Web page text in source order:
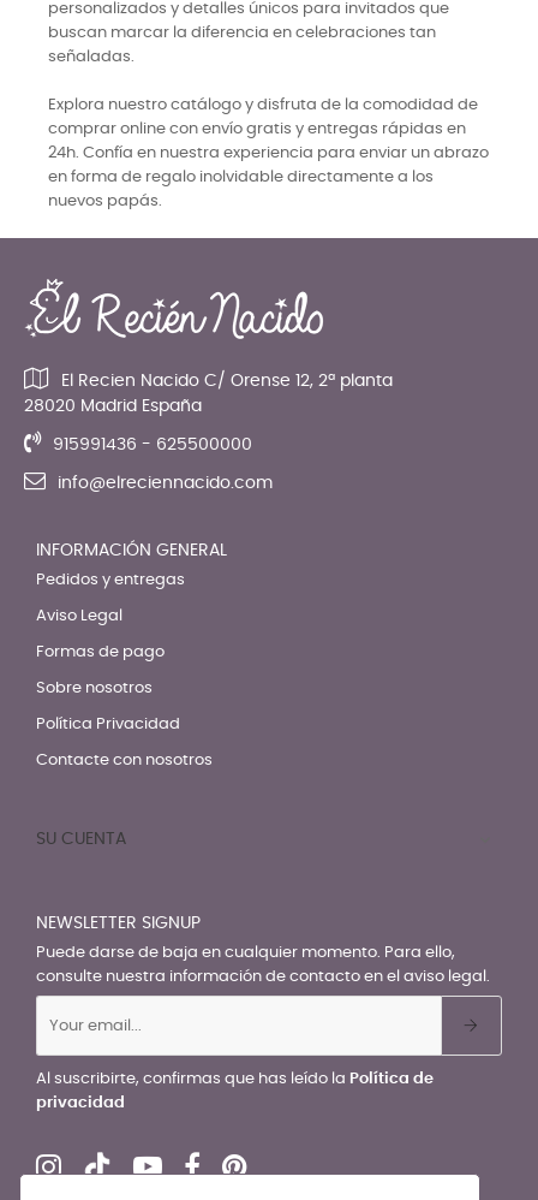
personalizados y detalles únicos para invitados que
buscan marcar la diferencia en celebraciones tan
señaladas.
Explora nuestro catálogo y disfruta de la comodidad de
comprar online con envío gratis y entregas rápidas en
24h. Confía en nuestra experiencia para enviar un abrazo
en forma de regalo inolvidable directamente a los
nuevos papás.
El Recien Nacido C/ Orense 12, 2ª planta
28020 Madrid España
915991436 - 625500000
info@elreciennacido.com
INFORMACIÓN GENERAL
Pedidos y entregas
Aviso Legal
Formas de pago
Sobre nosotros
Política Privacidad
Contacte con nosotros
SU CUENTA
NEWSLETTER SIGNUP
Puede darse de baja en cualquier momento. Para ello,
consulte nuestra información de contacto en el aviso legal.
Al suscribirte, confirmas que has leído la Política de
privacidad